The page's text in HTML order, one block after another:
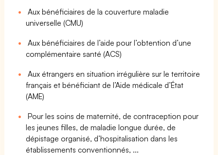
Aux bénéficiaires de la couverture maladie
universelle (CMU)
Aux bénéficiaires de l’aide pour l’obtention d’une
complémentaire santé (ACS)
Aux étrangers en situation irrégulière sur le territoire
français et bénéficiant de l’Aide médicale d’État
(AME)
Pour les soins de maternité, de contraception pour
les jeunes filles, de maladie longue durée, de
dépistage organisé, d’hospitalisation dans les
établissements conventionnés, ...